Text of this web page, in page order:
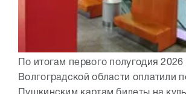
По итогам первого полугодия
Волгоградской области оплатили